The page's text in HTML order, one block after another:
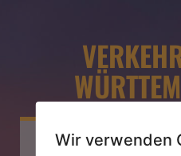
Wir verwenden